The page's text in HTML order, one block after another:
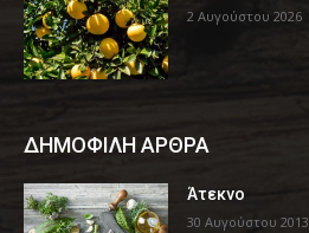
2 Αυγούστου 2026
ΔΗΜΟΦΙΛΗ ΑΡΘΡΑ
Άτεκνο
30 Αυγούστου 2013